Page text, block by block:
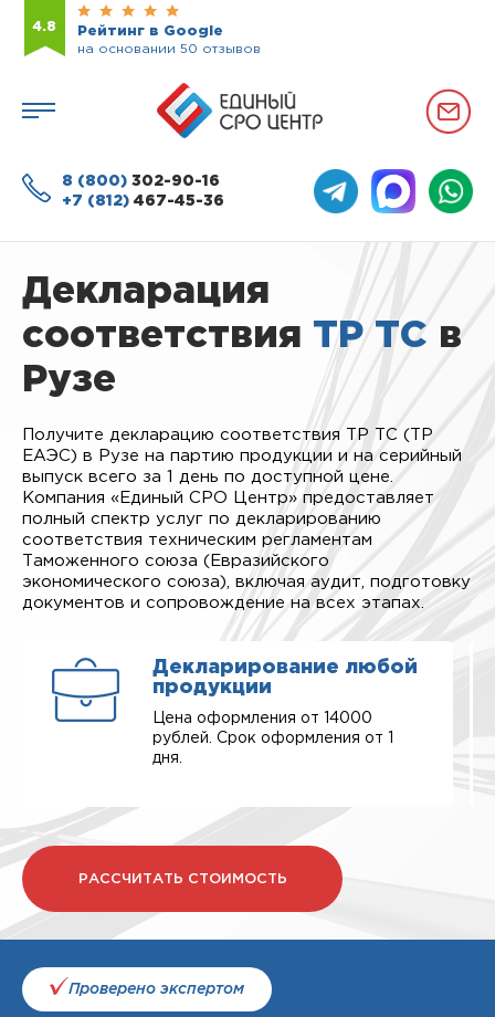
4.8
Рейтинг в Google
на основании 50 отзывов
8 (800) 302-90-16
+7 (812) 467-45-36
Декларация
соответствия ТР ТС в
Рузе
Получите декларацию соответствия ТР ТС (ТР
ЕАЭС) в Рузе на партию продукции и на серийный
выпуск всего за 1 день по доступной цене.
Компания «Единый СРО Центр» предоставляет
полный спектр услуг по декларированию
соответствия техническим регламентам
Таможенного союза (Евразийского
экономического союза), включая аудит, подготовку
документов и сопровождение на всех этапах.
Декларирование любой
продукции
Цена оформления от 14000
рублей. Срок оформления от 1
дня.
РАССЧИТАТЬ СТОИМОСТЬ
Проверено экспертом